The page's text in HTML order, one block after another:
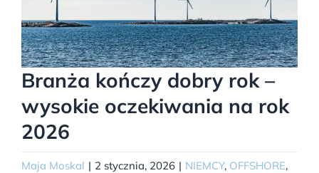
Branża kończy dobry rok –
wysokie oczekiwania na rok
2026
Maja Moskal | 2 stycznia, 2026 | NIEMCY, OFFSHORE,